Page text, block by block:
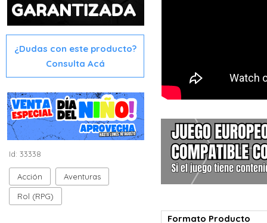
¿Dudas con este producto?
Consulta Acá
Id: 33338
Acción Aventuras
Rol (RPG)
Formato Producto